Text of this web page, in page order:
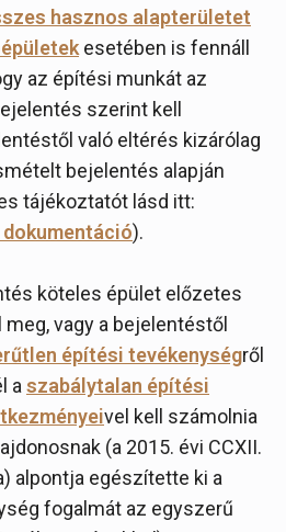
hasznos alapterületet
esetében is fennáll
az építési munkát az
szerint kell
való eltérés kizárólag
bejelentés alapján
tájékoztatót lásd itt:
).
köteles épület előzetes
vagy a bejelentéstől
építési tevékenységről
a szabálytalan építési
vel kell számolnia
(a 2015. évi CCXII.
alpontja egészítette ki a
fogalmát az egyszerű